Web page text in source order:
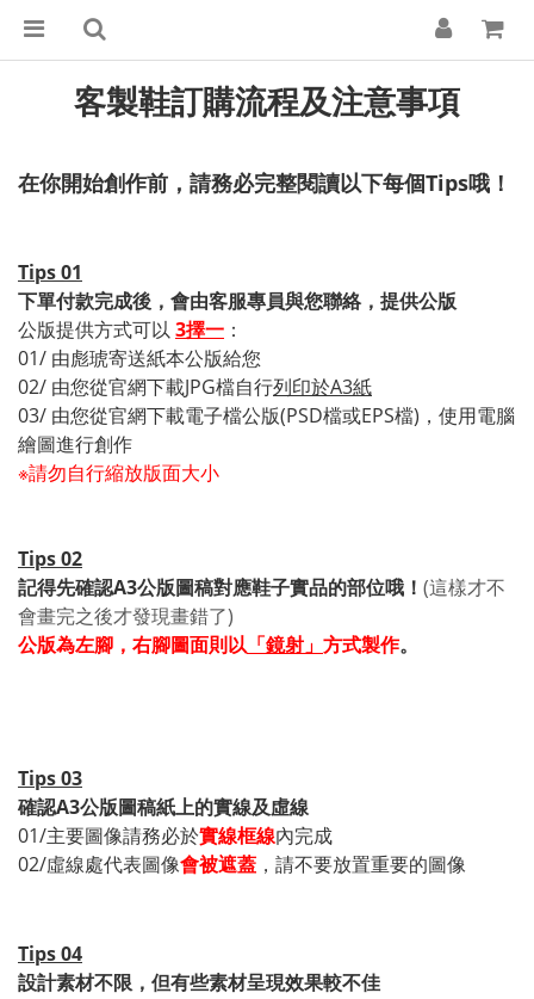
客製鞋訂購流程及注意事項
在你開始創作前，請務必完整閱讀以下每個Tips哦！
Tips 01
下單付款完成後，會由客服專員與您聯絡，提供公版
公版提供方式可以 3擇一 ：
01/ 由彪琥寄送紙本公版給您
02/ 由您從官網下載JPG檔自行列印於A3紙
03/ 由您從官網下載電子檔公版(PSD檔或EPS檔)，使用電腦
繪圖進行創作
※請勿自行縮放版面大小
Tips 02
記得先確認A3公版圖稿對應鞋子實品的部位哦！ (這樣才不
會畫完之後才發現畫錯了)
公版為左腳，右腳圖面則以 「鏡射」 方式製作。
Tips 03
確認A3公版圖稿紙上的實線及虛線
01/主要圖像請務必於實線框線內完成
02/虛線處代表圖像會被遮蓋 ，請不要放置重要的圖像
Tips 04
設計素材不限，但有些素材呈現效果較不佳